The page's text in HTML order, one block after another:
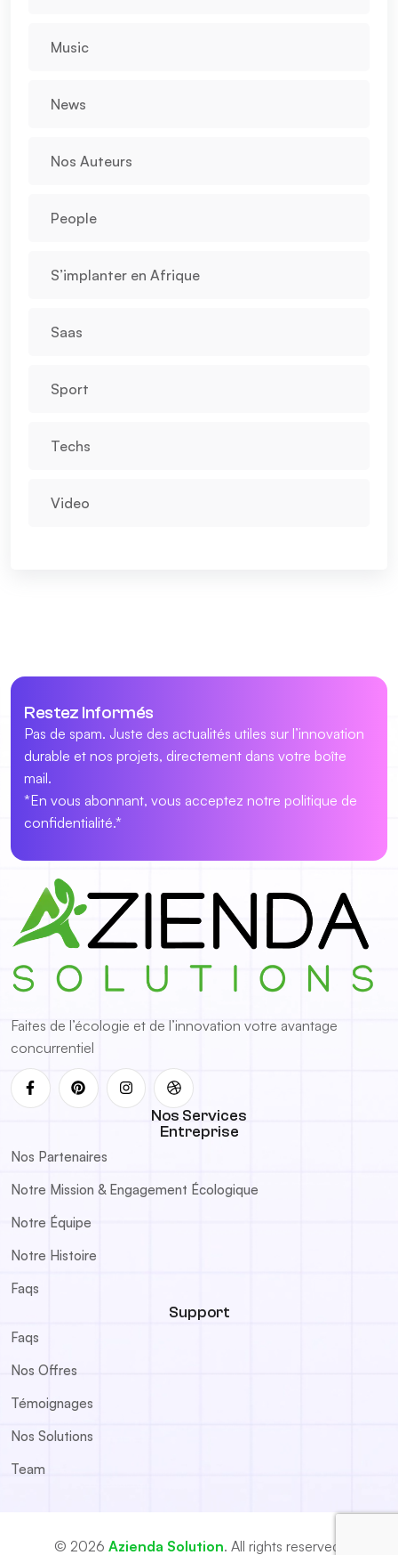
Music
News
Nos Auteurs
People
S’implanter en Afrique
Saas
Sport
Techs
Video
Restez Informés
Pas de spam. Juste des actualités utiles sur l’innovation
durable et nos projets, directement dans votre boîte
mail.
*En vous abonnant, vous acceptez notre politique de
confidentialité.*
Faites de l’écologie et de l’innovation votre avantage
concurrentiel
Nos Services
Entreprise
Nos Partenaires
Notre Mission & Engagement Écologique
Notre Équipe
Notre Histoire
Faqs
Support
Faqs
Nos Offres
Témoignages
Nos Solutions
Team
© 2026 Azienda Solution. All rights reserved.